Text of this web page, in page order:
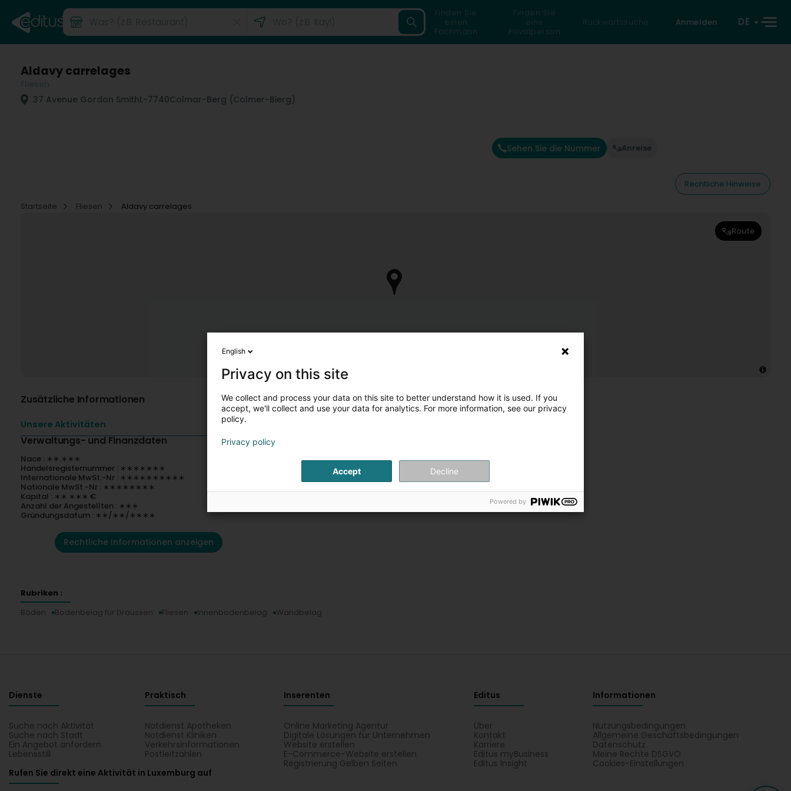
Finden Sie
einen
Fachmann
Finden Sie
eine
Privatperson
Rückwärtssuche Anmelden DE
Aldavy carrelages
37 Avenue Gordon SmithL-7740Colmar-Berg (Colmer-Bierg)
Sehen Sie die Nummer Anreise
Rechtliche Hinweise
Startseite
Fliesen Aldavy carrelages
Route
Zusätzliche Informationen
Unsere Aktivitäten
Verwaltungs- und Finanzdaten
Nace : ∗∗.∗∗∗
Handelsregisternummer : ∗∗∗∗∗∗∗
Internationale MwSt.-Nr : ∗∗∗∗∗∗∗∗∗∗
Nationale MwSt.-Nr : ∗∗∗∗∗∗∗∗
Kapital : ∗∗ ∗∗∗ €
Anzahl der Angestellten : ∗∗∗
Gründungsdatum : ∗∗/∗∗/∗∗∗∗
Rechtliche Informationen anzeigen
Rubriken :
Böden
Bodenbelag für Draussen Fliesen Innenbodenbelag Wandbelag
Dienste
Suche nach Aktivität
Suche nach Stadt
Ein Angebot anfordern
Lebensstill
Praktisch
Notdienst Apotheken
Notdienst Kliniken
Verkehrsinformationen
Postleitzahlen
Inserenten
Online Marketing Agentur
Digitale Lösungen für Unternehmen
Website erstellen
E-Commerce-Website erstellen
Registrierung Gelben Seiten
Editus
Über
Kontakt
Karriere
Editus myBusiness
Editus Insight
Informationen
Nutzungsbedingungen
Allgemeine Geschäftsbedingungen
Datenschutz
Meine Rechte DSGVO
Cookies-Einstellungen
Rufen Sie direkt eine Aktivität in Luxemburg auf
English
Privacy on this site
We collect and process your data on this site to better understand how it is used. If you
accept, we'll collect and use your data for analytics. For more information, see our privacy
policy.
Privacy policy
Accept Decline
Powered by